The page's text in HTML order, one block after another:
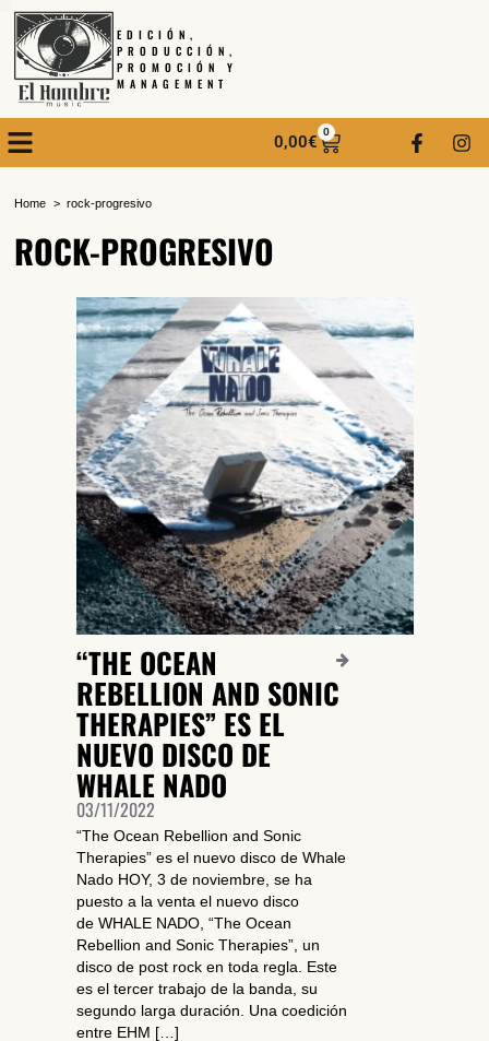
EDICIÓN,
PRODUCCIÓN,
PROMOCIÓN Y
MANAGEMENT
0,00€
0
Home rock-progresivo
ROCK-PROGRESIVO
“THE OCEAN
REBELLION AND SONIC
THERAPIES” ES EL
NUEVO DISCO DE
WHALE NADO
03/11/2022
“The Ocean Rebellion and Sonic
Therapies” es el nuevo disco de Whale
Nado HOY, 3 de noviembre, se ha
puesto a la venta el nuevo disco
de WHALE NADO, “The Ocean
Rebellion and Sonic Therapies”, un
disco de post rock en toda regla. Este
es el tercer trabajo de la banda, su
segundo larga duración. Una coedición
entre EHM […]
SUSCRÍBETE A NUESTRO BOLETÍN